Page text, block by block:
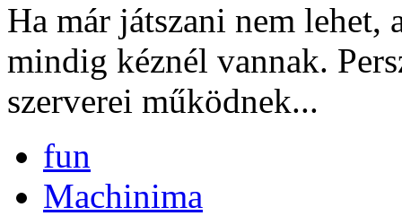
Ha már játszani nem
mindig kéznél vannak.
szerverei működnek...
fun
Machinima